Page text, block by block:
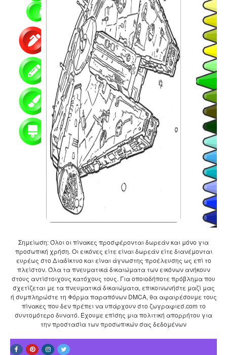
Σημείωση: Όλοι οι πίνακες προσφέρονται δωρεάν και μόνο για
προσωπική χρήση. Οι εικόνες είτε είναι δωρεάν είτε διανέμονται
ευρέως στο Διαδίκτυο και είναι άγνωστης προέλευσης ως επί το
πλείστον. Όλα τα πνευματικά δικαιώματα των εικόνων ανήκουν
στους αντίστοιχους κατόχους τους. Για οποιοδήποτε πρόβλημα που
σχετίζεται με τα πνευματικά δικαιώματα, επικοινωνήστε μαζί μας
ή συμπληρώστε τη Φόρμα παραπόνων DMCA, θα αφαιρέσουμε τους
πίνακες που δεν πρέπει να υπάρχουν στο ζωγραφιεσ.com το
συντομότερο δυνατό. Έχουμε επίσης μια πολιτική απορρήτου για
την προστασία των προσωπικών σας δεδομένων